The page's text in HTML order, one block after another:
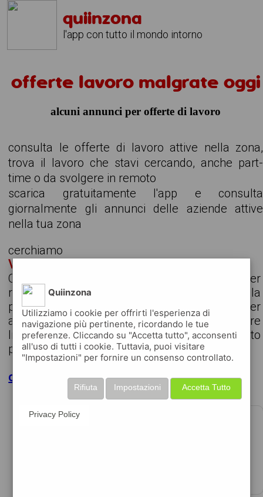
quiinzona
l'app con tutto il mondo intorno
offerte lavoro malgrate oggi
alcuni annunci per offerte di lavoro
consulta le offerte di lavoro attive nella zona,
trova il lavoro che stavi cercando, anche part-
time o da svolgere in remoto
scarica gratuitamente l'app e consulta
giornalmente gli annunci delle aziende attive
nella tua zona
cerchiamo
VERNICIATORE INDUSTRIALE
Orienta SpA, Agenzia per il Lavoro, seleziona per
realtà industriale specializzata nella
progettazione e produzione di valvole per
applicazioni ad alta tecnologia un Verniciatore
Industriale da inserire nel proprio reparto
produttivo. ...
clicca per maggiori dettagli
ADDETTO/A PROGETTAZIONE MECCANICA
Quiinzona
Utilizziamo i cookie per offrirti l'esperienza di
navigazione più pertinente, ricordando le tue
preferenze. Cliccando su "Accetta tutto", acconsenti
all'uso di tutti i cookie. Tuttavia, puoi visitare
"Impostazioni" per fornire un consenso controllato.
Accetta Tutto
Impostazioni
Rifiuta
Privacy Policy